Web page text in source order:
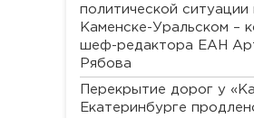
политической ситуации
Каменске-Уральском –
шеф-редактора ЕАН
Рябова
Перекрытие дорог у
Екатеринбурге